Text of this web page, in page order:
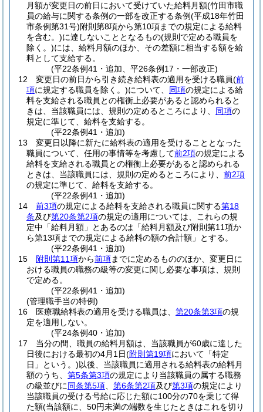
月額が変更日の前日において受けていた給料月額(竹田市職
員の給与に関する条例の一部を改正する条例(平成18年竹田
市条例第31号)附則第8項から第10項までの規定による給料
を含む。)に達しないこととなるもの(規則で定める職員を
除く。)には、給料月額のほか、その差額に相当する額を給
料として支給する。
(平22条例41・追加、平26条例17・一部改正)
12
変更日の前日から引き続き給料表の適用を受ける職員(前
項に規定する職員を除く。)について、 同項の規定による給
料を支給される職員との権衡上必要があると認められると
きは、当該職員には、規則の定めるところにより、 同項の
規定に準じて、給料を支給する。
(平22条例41・追加)
13
変更日以降に新たに給料表の適用を受けることとなった
職員について、任用の事情等を考慮して前2項の規定による
給料を支給される職員との権衡上必要があると認められる
ときは、当該職員には、規則の定めるところにより、 前2項
の規定に準じて、給料を支給する。
(平22条例41・追加)
14
前3項の規定による給料を支給される職員に関する第18
条及び第20条第2項の規定の適用については、これらの規
定中「給料月額」とあるのは「給料月額及び附則第11項か
ら第13項までの規定による給料の額の合計額」とする。
(平22条例41・追加)
15
附則第11項から前項までに定めるもののほか、変更日に
おける職員の職務の級等の変更に関し必要な事項は、規則
で定める。
(平22条例41・追加)
(管理職手当の特例)
16
医療職給料表の適用を受ける職員は、 第20条第3項の規
定を適用しない。
(平24条例40・追加)
17
当分の間、職員の給料月額は、当該職員が60歳に達した
日後における最初の4月1日(附則第19項において「特定
日」という。)以後、当該職員に適用される給料表の給料月
額のうち、 第5条第3項の規定により当該職員の属する職務
の級並びに同条第5項 第6条第2項及び第3項の規定により
当該職員の受ける号給に応じた額に100分の70を乗じて得
た額(当該額に、50円未満の端数を生じたときはこれを切り